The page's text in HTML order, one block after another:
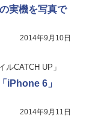
実機を写真で
2014年9月10日
ルCATCH UP」
iPhone 6」
2014年9月11日